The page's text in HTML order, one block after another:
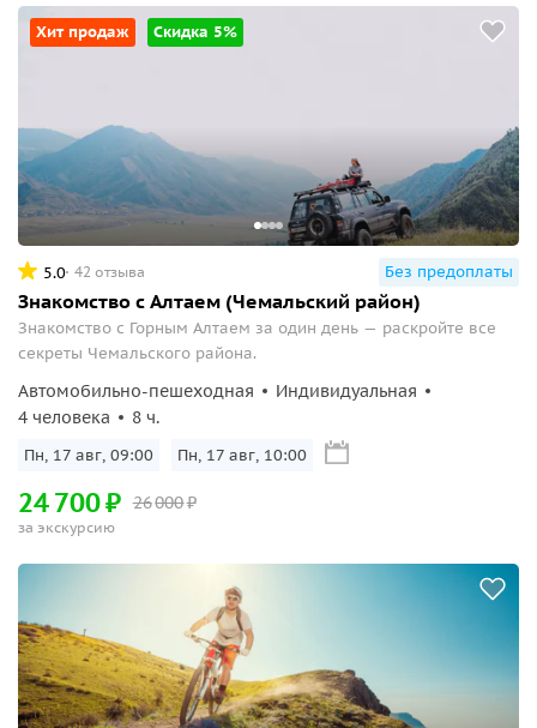
Хит продаж Скидка 5%
5.0 42 отзыва Без предоплаты
Знакомство с Алтаем (Чемальский район)
Знакомство с Горным Алтаем за один день — раскройте все
секреты Чемальского района.
Автомобильно-пешеходная
Индивидуальная
4 человека
8 ч.
Пн, 17 авг, 09:00 Пн, 17 авг, 10:00
26000₽
24700₽
за экскурсию